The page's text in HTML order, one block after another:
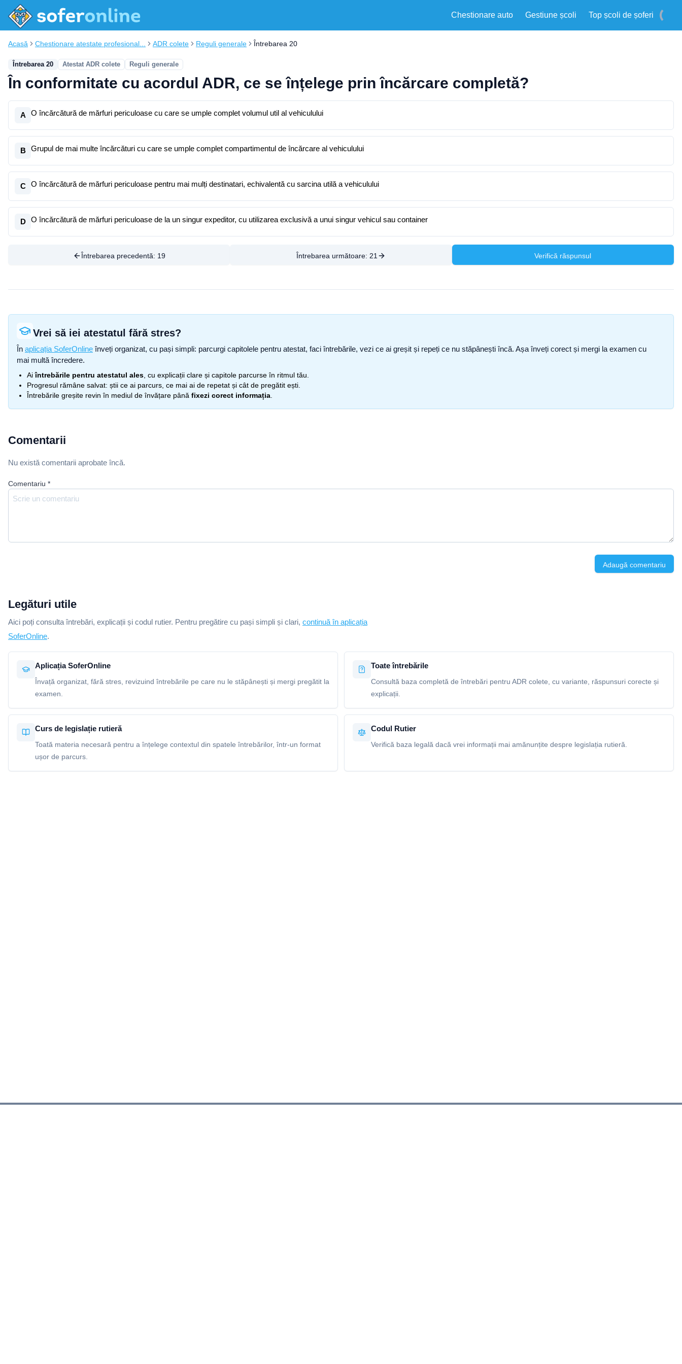
Chestionare auto Gestiune școli Top școli de șoferi
Acasă Chestionare atestate profesional... ADR colete Reguli generale Întrebarea 20
Întrebarea 20 Atestat ADR colete Reguli generale
În conformitate cu acordul ADR, ce se înțelege prin încărcare completă?
A O încărcătură de mărfuri periculoase cu care se umple complet volumul util al vehiculului
B Grupul de mai multe încărcături cu care se umple complet compartimentul de încărcare al vehiculului
C O încărcătură de mărfuri periculoase pentru mai mulți destinatari, echivalentă cu sarcina utilă a vehiculului
D O încărcătură de mărfuri periculoase de la un singur expeditor, cu utilizarea exclusivă a unui singur vehicul sau container
Întrebarea precedentă: 19 Întrebarea următoare: 21 Verifică răspunsul
Vrei să iei atestatul fără stres?
În aplicația SoferOnline înveți organizat, cu pași simpli: parcurgi capitolele pentru atestat, faci întrebările, vezi ce ai greșit și repeți ce nu stăpânești încă. Așa înveți corect și mergi la examen cu
mai multă încredere.
Aiîntrebările pentru atestatul ales , cu explicații clare și capitole parcurse în ritmul tău.
Progresul rămâne salvat: știi ce ai parcurs, ce mai ai de repetat și cât de pregătit ești.
Întrebările greșite revin în mediul de învățare până fixezi corect informația
Comentarii
Nu există comentarii aprobate încă.
Comentariu *
Adaugă comentariu
Legături utile
Aici poți consulta întrebări, explicații și codul rutier. Pentru pregătire cu pași simpli și clari, continuă în aplicația
SoferOnline.
Aplicația SoferOnline
Învață organizat, fără stres, revizuind întrebările pe care nu le stăpânești și mergi pregătit la
examen.
Toate întrebările
Consultă baza completă de întrebări pentru ADR colete, cu variante, răspunsuri corecte și
explicații.
Curs de legislație rutieră
Toată materia necesară pentru a înțelege contextul din spatele întrebărilor, într-un format
ușor de parcurs.
Codul Rutier
Verifică baza legală dacă vrei informații mai amănunțite despre legislația rutieră.